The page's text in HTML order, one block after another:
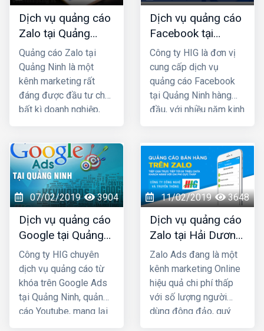
nhiều khách hàng trên
khắp Việt Nam.
Dịch vụ quảng cáo
Zalo tại Quảng
Ninh uy tín và giá
rẻ nhất
Quảng cáo Zalo tại
Quảng Ninh là một
kênh marketing rất
đáng được đầu tư cho
bất kì doanh nghiệp,
dành cho giới trẻ. Bởi lẽ
100% người dùng Zalo
đều là người thật cùng
với hơn 80+ triệu người
dùng thường xuyên, vì
vậy một khi mẫu quảng
cáo của bạn xuất hiện
là chắc chắn sẽ được
tiếp cận với những
khách hàng có nhu cầu
mua bán thật, đúng với
nhu cầu sử dụng sản
Dịch vụ quảng cáo
Facebook tại
Quảng Ninh giá rẻ,
uy tín nhất
Công ty HIG là đơn vị
cung cấp dịch vụ
quảng cáo Facebook
tại Quảng Ninh hàng
đầu, với nhiều năm kinh
khách hàng lớn nhỏ ở
Quảng Ninh và toàn
quốc Việt Nam, chúng
tôi chắc chắn sẽ giúp
quý khách phát triển
kinh doanh nhanh
chóng.
07/02/2019 3904
Dịch vụ quảng cáo
Google tại Quảng
Ninh giá rẻ
Công ty HIG chuyên
dịch vụ quảng cáo từ
khóa trên Google Ads
tại Quảng Ninh, quảng
cáo Youtube, mang lại
11/02/2019 3648
Dịch vụ quảng cáo
Zalo tại Hải Dương
giá rẻ, uy tín nhất
Zalo Ads đang là một
kênh marketing Online
hiệu quả chi phí thấp
với số lượng người
dùng đông đảo, quý